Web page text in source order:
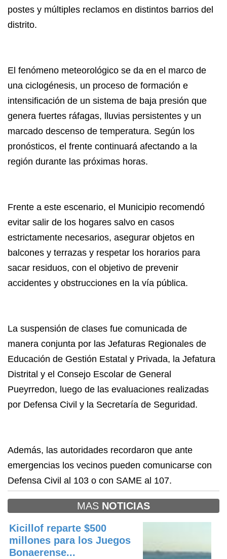
postes y múltiples reclamos en distintos barrios del
distrito.
El fenómeno meteorológico se da en el marco de
una ciclogénesis, un proceso de formación e
intensificación de un sistema de baja presión que
genera fuertes ráfagas, lluvias persistentes y un
marcado descenso de temperatura. Según los
pronósticos, el frente continuará afectando a la
región durante las próximas horas.
Frente a este escenario, el Municipio recomendó
evitar salir de los hogares salvo en casos
estrictamente necesarios, asegurar objetos en
balcones y terrazas y respetar los horarios para
sacar residuos, con el objetivo de prevenir
accidentes y obstrucciones en la vía pública.
La suspensión de clases fue comunicada de
manera conjunta por las Jefaturas Regionales de
Educación de Gestión Estatal y Privada, la Jefatura
Distrital y el Consejo Escolar de General
Pueyrredon, luego de las evaluaciones realizadas
por Defensa Civil y la Secretaría de Seguridad.
Además, las autoridades recordaron que ante
emergencias los vecinos pueden comunicarse con
Defensa Civil al 103 o con SAME al 107.
MAS NOTICIAS
Kicillof reparte $500
millones para los Juegos
Bonaerense...